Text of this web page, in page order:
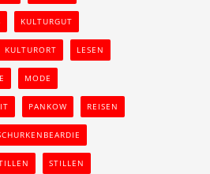
KULTURGUT
KULTURORT LESEN
MODE
PANKOW REISEN
STILLEN